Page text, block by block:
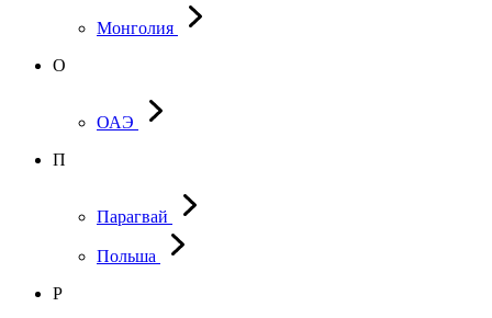
Монголия
О
ОАЭ
П
Парагвай
Польша
Р